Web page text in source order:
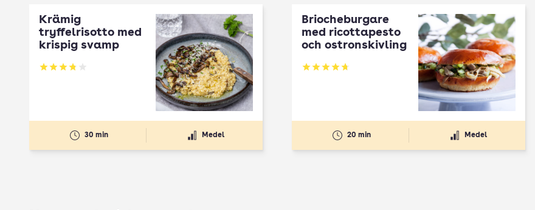
Krämig
tryffelrisotto med
krispig svamp
Betyg: 3.8 av 5
30 min Medel
Briocheburgare
med ricottapesto
och ostronskivling
Betyg: 4.75 av 5
20 min Medel